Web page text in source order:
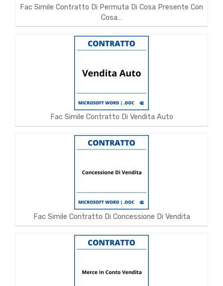
Fac Simile Contratto Di Permuta Di Cosa Presente Con
Cosa…
Fac Simile Contratto Di Vendita Auto
Fac Simile Contratto Di Concessione Di Vendita